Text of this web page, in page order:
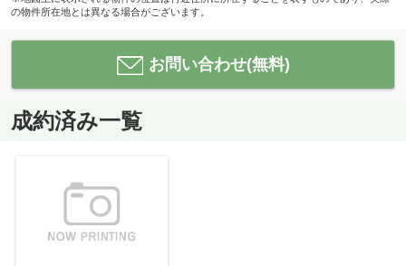
の物件所在地とは異なる場合がございます。
お問い合わせ(無料)
成約済み一覧